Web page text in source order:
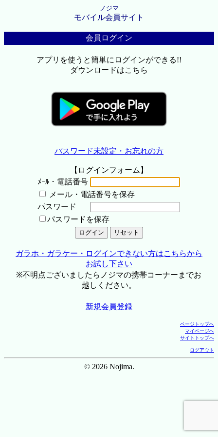
ノジマ
モバイル会員サイト
会員ログイン
アプリを使うと簡単にログインができる!!
ダウンロードはこちら
パスワード未設定・お忘れの方
【ログインフォーム】
ﾒｰﾙ・電話番号
メール・電話番号を保存
パスワード
パスワードを保存
ガラホ・ガラケー・ログインできない方はこちらから
お試し下さい
※不明点ございましたらノジマの携帯コーナーまでお
越しください。
新規会員登録
ページトップへ
マイページへ
サイトトップへ
ログアウト
© 2026 Nojima.